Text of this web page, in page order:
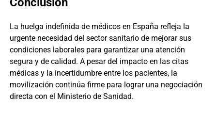
La huelga indefinida de médicos en España refleja la
urgente necesidad del sector sanitario de mejorar sus
condiciones laborales para garantizar una atención
segura y de calidad. A pesar del impacto en las citas
médicas y la incertidumbre entre los pacientes, la
movilización continúa firme para lograr una negociación
directa con el Ministerio de Sanidad.